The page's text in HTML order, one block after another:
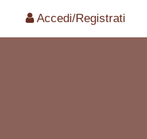
Accedi/Registrati